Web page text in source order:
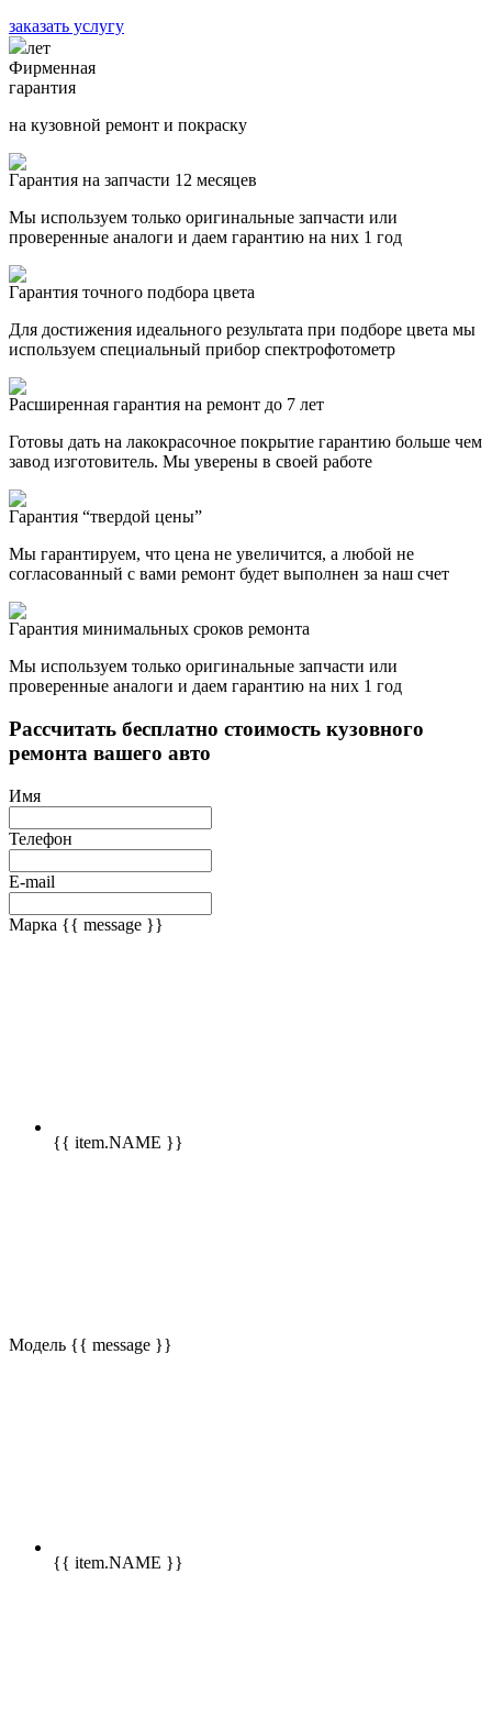
заказать услугу
лет
Фирменная
гарантия
на кузовной ремонт и покраску
Гарантия на запчасти 12 месяцев
Мы используем только оригинальные запчасти или
проверенные аналоги и даем гарантию на них 1 год
Гарантия точного подбора цвета
Для достижения идеального результата при подборе цвета мы
используем специальный прибор спектрофотометр
Расширенная гарантия на ремонт до 7 лет
Готовы дать на лакокрасочное покрытие гарантию больше чем
завод изготовитель. Мы уверены в своей работе
Гарантия “твердой цены”
Мы гарантируем, что цена не увеличится, а любой не
согласованный с вами ремонт будет выполнен за наш счет
Гарантия минимальных сроков ремонта
Мы используем только оригинальные запчасти или
проверенные аналоги и даем гарантию на них 1 год
Рассчитать бесплатно стоимость кузовного
ремонта вашего авто
Имя
Телефон
E-mail
Марка {{ message }}
{{ item.NAME }}
Модель {{ message }}
{{ item.NAME }}